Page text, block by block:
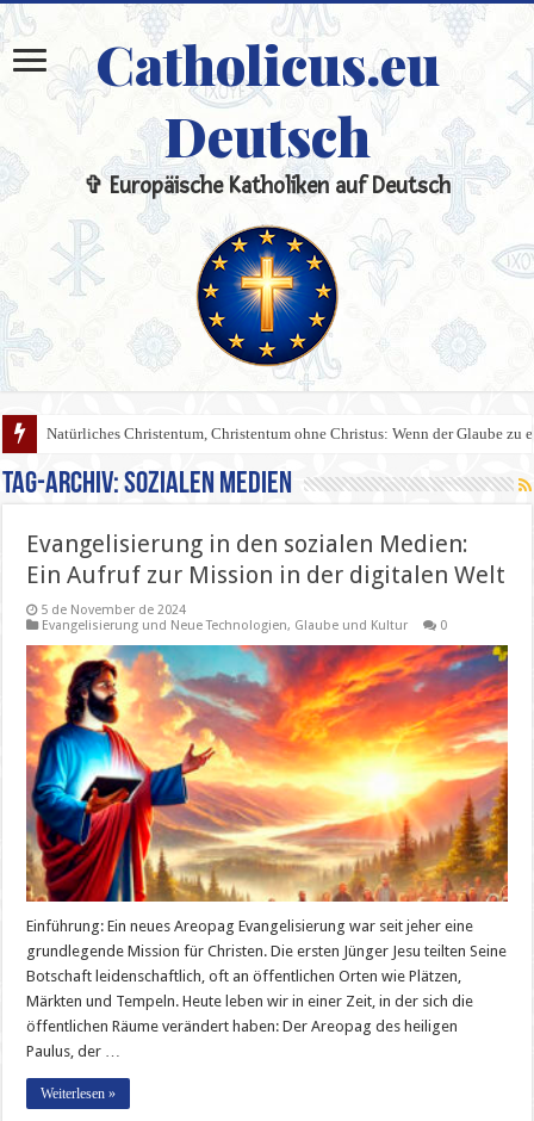
Catholicus.eu
Deutsch
✞ Europäische Katholiken auf Deutsch
Natürliches Christentum, Christentum ohne Christus: Wenn der Glaube zu
Tag-Archiv:sozialen Medien
Evangelisierung in den sozialen Medien:
Ein Aufruf zur Mission in der digitalen Welt
5 de November de 2024
Evangelisierung und Neue Technologien, Glaube und Kultur 0
Einführung: Ein neues Areopag Evangelisierung war seit jeher eine
grundlegende Mission für Christen. Die ersten Jünger Jesu teilten Seine
Botschaft leidenschaftlich, oft an öffentlichen Orten wie Plätzen,
Märkten und Tempeln. Heute leben wir in einer Zeit, in der sich die
öffentlichen Räume verändert haben: Der Areopag des heiligen
Paulus, der …
Weiterlesen »